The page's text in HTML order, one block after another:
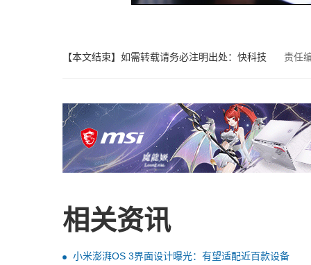
【本文结束】如需转载请务必注明出处：快科技 责任
相关资讯
小米澎湃OS 3界面设计曝光：有望适配近百款设备